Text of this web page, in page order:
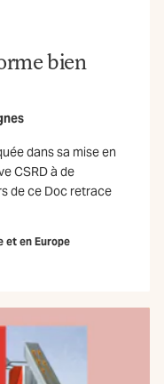
bien
dans sa mise en
CSRD à de
de ce Doc retrace
et en Europe